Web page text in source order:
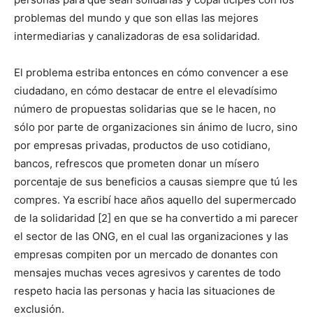
problemas del mundo y que son ellas las mejores
intermediarias y canalizadoras de esa solidaridad.
El problema estriba entonces en cómo convencer a ese
ciudadano, en cómo destacar de entre el elevadísimo
número de propuestas solidarias que se le hacen, no
sólo por parte de organizaciones sin ánimo de lucro, sino
por empresas privadas, productos de uso cotidiano,
bancos, refrescos que prometen donar un mísero
porcentaje de sus beneficios a causas siempre que tú les
compres. Ya escribí hace años aquello del supermercado
de la solidaridad [2] en que se ha convertido a mi parecer
el sector de las ONG, en el cual las organizaciones y las
empresas compiten por un mercado de donantes con
mensajes muchas veces agresivos y carentes de todo
respeto hacia las personas y hacia las situaciones de
exclusión.